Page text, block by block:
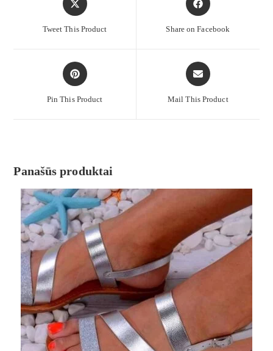
Tweet This Product Share on Facebook
Pin This Product Mail This Product
Panašūs produktai